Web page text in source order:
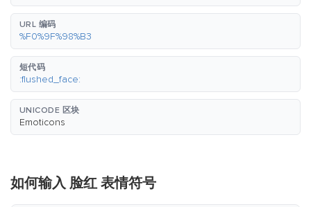
URL 编码
%F0%9F%98%B3
短代码
:flushed_face:
UNICODE 区块
Emoticons
如何输入 脸红 表情符号